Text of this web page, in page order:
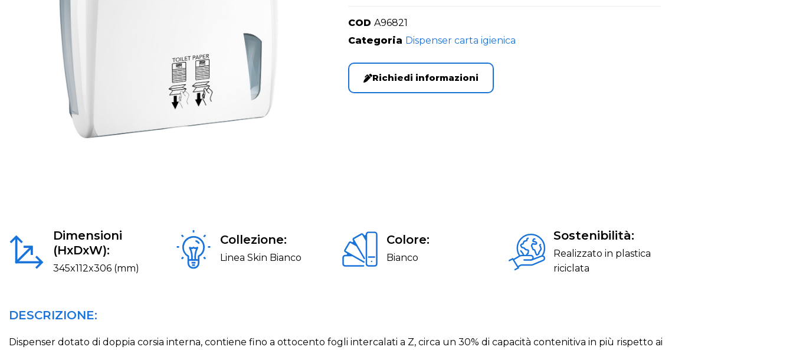
COD A96821
Categoria Dispenser carta igienica
Richiedi informazioni
Dimensioni
(HxDxW):
345x112x306 (mm)
Collezione:
Linea Skin Bianco
Colore:
Bianco
Sostenibilità:
Realizzato in plastica
riciclata
DESCRIZIONE:
Dispenser dotato di doppia corsia interna, contiene fino a ottocento fogli intercalati a Z, circa un 30% di capacità contenitiva in più rispetto ai